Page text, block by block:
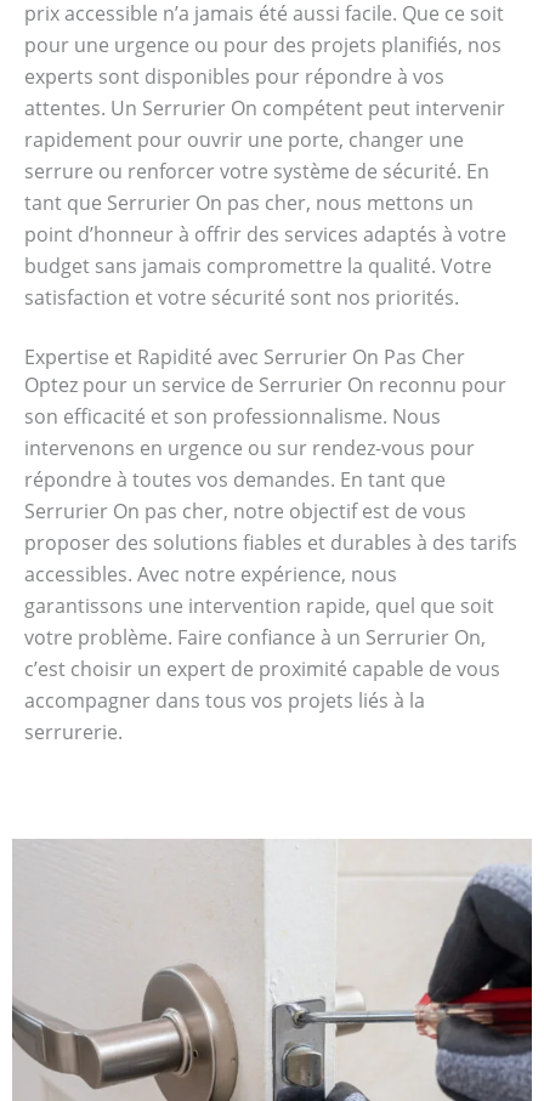
prix accessible n’a jamais été aussi facile. Que ce soit
pour une urgence ou pour des projets planifiés, nos
experts sont disponibles pour répondre à vos
attentes. Un Serrurier On compétent peut intervenir
rapidement pour ouvrir une porte, changer une
serrure ou renforcer votre système de sécurité. En
tant que Serrurier On pas cher, nous mettons un
point d’honneur à offrir des services adaptés à votre
budget sans jamais compromettre la qualité. Votre
satisfaction et votre sécurité sont nos priorités.
Expertise et Rapidité avec Serrurier On Pas Cher
Optez pour un service de Serrurier On reconnu pour
son efficacité et son professionnalisme. Nous
intervenons en urgence ou sur rendez-vous pour
répondre à toutes vos demandes. En tant que
Serrurier On pas cher, notre objectif est de vous
proposer des solutions fiables et durables à des tarifs
accessibles. Avec notre expérience, nous
garantissons une intervention rapide, quel que soit
votre problème. Faire confiance à un Serrurier On,
c’est choisir un expert de proximité capable de vous
accompagner dans tous vos projets liés à la
serrurerie.